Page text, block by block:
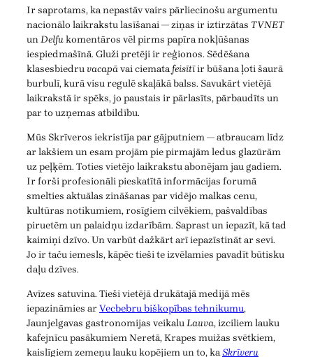
Ir saprotams, ka nepastāv vairs pārliecinošu argumentu
nacionālo laikrakstu lasīšanai — ziņas ir iztirzātas TVNET
unDelfukomentāros vēl pirms papīra nokļūšanas
iespiedmašīnā. Gluži pretēji ir reģionos. Sēdēšana
klasesbiedruvacapāvai ciematafeisītīir būšana ļoti šaurā
burbulī, kurā visu regulē skaļākā balss. Savukārt vietējā
laikrakstā ir spēks, jo paustais ir pārlasīts, pārbaudīts un
par to uzņemas atbildību.
Mūs Skrīveros iekristīja par gājputniem — atbraucam līdz
ar lakšiem un esam projām pie pirmajām ledus glazūrām
uz peļķēm. Toties vietējo laikrakstu abonējam jau gadiem.
Ir forši profesionāli pieskatītā informācijas forumā
smelties aktuālas zināšanas par vidējo malkas cenu,
kultūras notikumiem, rosīgiem cilvēkiem, pašvaldības
piruetēm un palaidņu izdarībām. Saprast un iepazīt, kā tad
kaimiņi dzīvo. Un varbūt dažkārt arī iepazīstināt ar sevi.
Jo ir taču iemesls, kāpēc tieši te izvēlamies pavadīt būtisku
daļu dzīves.
Avīzes satuvina. Tieši vietējā drukātajā medijā mēs
iepazināmies arVecbebru biškopības tehnikumu,
Jaunjelgavas gastronomijas veikaluLauva, izciliem lauku
kafejnīcu pasākumiem Neretā, Krapes muižas svētkiem,
kaislīgiem zemeņu lauku kopējiem un to, kaSkrīveru